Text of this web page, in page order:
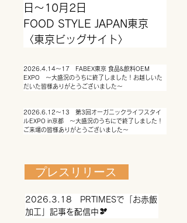
日～10月2日
FOOD STYLE JAPAN東京
〈東京ビッグサイト〉
2026.4.14〜17　FABEX東京 食品&飲料OEM
EXPO　〜大盛況のうちに終了しました！お越しいた
だいた皆様ありがとうございました〜
2026.6.12〜13　第3回オーガニックライフスタイ
ルEXPO in京都　〜大盛況のうちにで終了しました！
ご来場の皆様ありがとうございました〜
プレスリリース
2026.3.18　PRTIMESで「お赤飯
加工」記事を配信中🫘